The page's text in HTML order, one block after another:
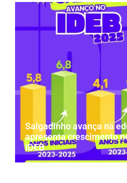
Salgadinho avança na
apresenta crescimento
IDEB